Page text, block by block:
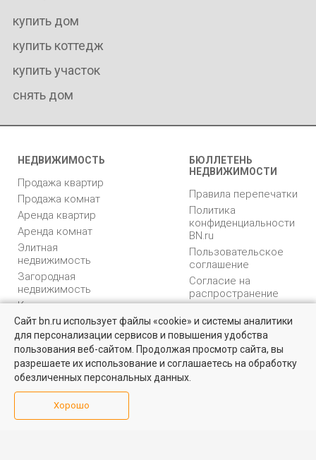
Найти квартиру - это просто!
Выбирайте среди 14 тысяч проверенных вариантов на вторичом
рынке жилья на портале BN.ru
Посмотреть объявления
купить дом
купить коттедж
купить участок
снять дом
НЕДВИЖИМОСТЬ
Продажа квартир
Продажа комнат
Аренда квартир
Аренда комнат
Элитная
недвижимость
Загородная
недвижимость
Коммерческая
недвижимость
БЮЛЛЕТЕНЬ
НЕДВИЖИМОСТИ
Правила перепечатки
Политика
конфиденциальности
BN.ru
Пользовательское
соглашение
Согласие на
распространение
персональных данных
Карта сайта
Медийная реклама
PR продвижение
Аналитика
недвижимости
Сайт bn.ru использует файлы «cookie» и системы аналитики
для персонализации сервисов и повышения удобства
пользования веб-сайтом. Продолжая просмотр сайта, вы
разрешаете их использование и соглашаетесь на обработку
обезличенных персональных данных.
Хорошо